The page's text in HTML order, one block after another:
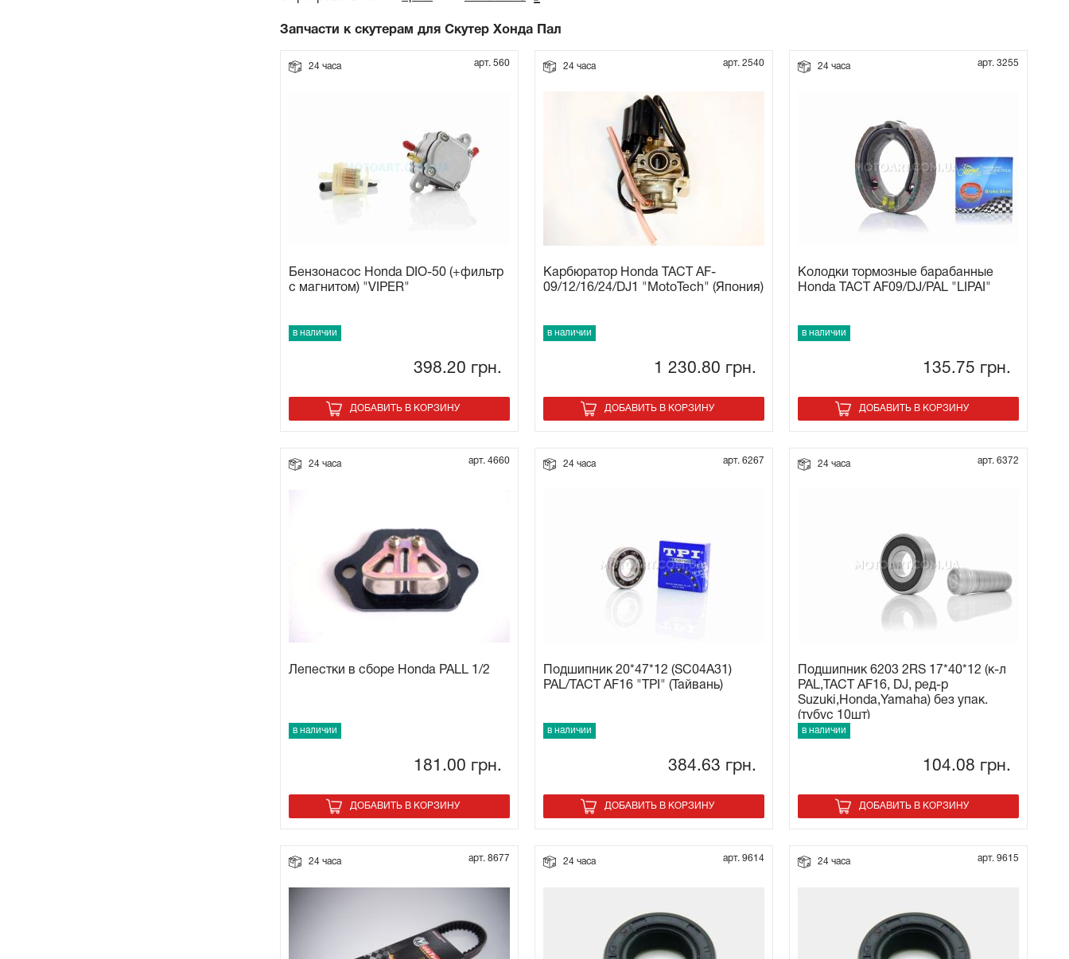
Запчасти к скутерам для Скутер Хонда Пал
24 часа арт. 560
Бензонасос Honda DIO-50 (+фильтр
с магнитом) "VIPER"
в наличии
398.20 грн.
ДОБАВИТЬ В КОРЗИНУ
24 часа арт. 2540
Карбюратор Honda TACT AF-
09/12/16/24/DJ1 "MotoTech" (Япония)
в наличии
1 230.80 грн.
ДОБАВИТЬ В КОРЗИНУ
24 часа арт. 3255
Колодки тормозные барабанные
Honda TACT AF09/DJ/PAL "LIPAI"
в наличии
135.75 грн.
ДОБАВИТЬ В КОРЗИНУ
24 часа арт. 4660
Лепестки в сборе Honda PALL 1/2
в наличии
181.00 грн.
ДОБАВИТЬ В КОРЗИНУ
24 часа арт. 6267
Подшипник 20*47*12 (SC04A31)
PAL/TACT АF16 "TPI" (Тайвань)
в наличии
384.63 грн.
ДОБАВИТЬ В КОРЗИНУ
24 часа арт. 6372
Подшипник 6203 2RS 17*40*12 (к-л
PAL,TACT AF16, DJ, ред-р
Suzuki,Honda,Yamaha) без упак.
(тубус 10шт)
в наличии
104.08 грн.
ДОБАВИТЬ В КОРЗИНУ
24 часа арт. 8677 24 часа арт. 9614 24 часа арт. 9615